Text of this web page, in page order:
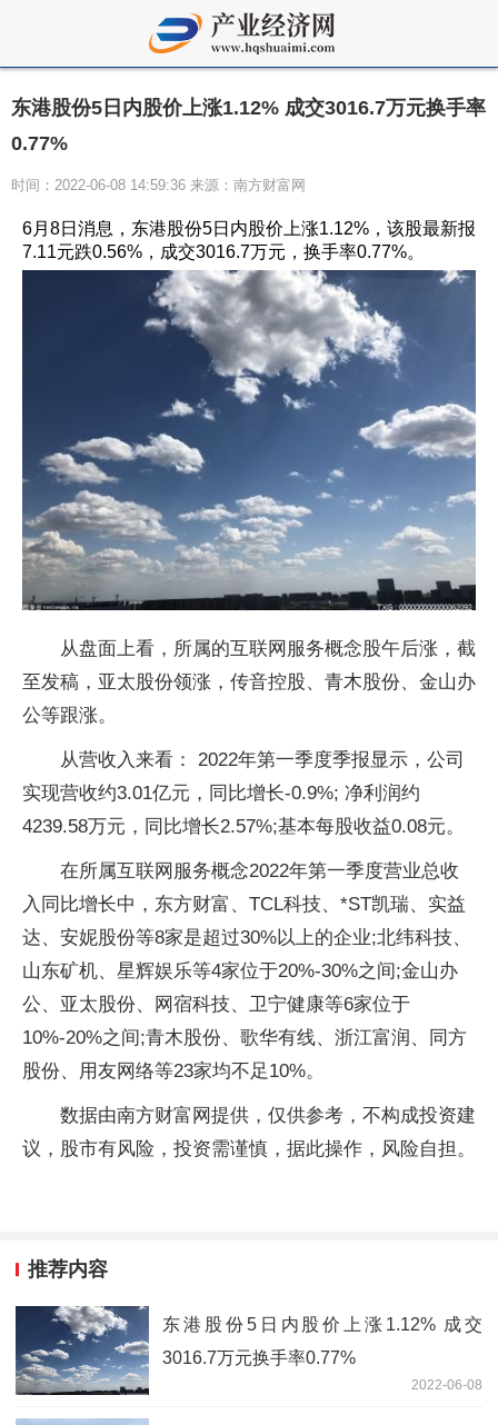
东港股份5日内股价上涨1.12% 成交3016.7万元换手率
0.77%
时间：2022-06-08 14:59:36 来源：南方财富网
6月8日消息，东港股份5日内股价上涨1.12%，该股最新报
7.11元跌0.56%，成交3016.7万元，换手率0.77%。
从盘面上看，所属的互联网服务概念股午后涨，截
至发稿，亚太股份领涨，传音控股、青木股份、金山办
公等跟涨。
从营收入来看： 2022年第一季度季报显示，公司
实现营收约3.01亿元，同比增长-0.9%; 净利润约
4239.58万元，同比增长2.57%;基本每股收益0.08元。
在所属互联网服务概念2022年第一季度营业总收
入同比增长中，东方财富、TCL科技、*ST凯瑞、实益
达、安妮股份等8家是超过30%以上的企业;北纬科技、
山东矿机、星辉娱乐等4家位于20%-30%之间;金山办
公、亚太股份、网宿科技、卫宁健康等6家位于
10%-20%之间;青木股份、歌华有线、浙江富润、同方
股份、用友网络等23家均不足10%。
数据由南方财富网提供，仅供参考，不构成投资建
议，股市有风险，投资需谨慎，据此操作，风险自担。
推荐内容
东港股份5日内股价上涨1.12% 成交
3016.7万元换手率0.77%
2022-06-08